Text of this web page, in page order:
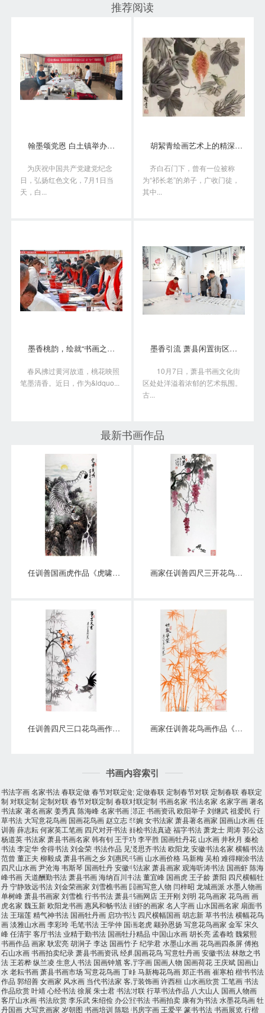
推荐阅读
翰墨颂党恩 白土镇举办书画笔会庆“七一”
为庆祝中国共产党建党纪念
日，弘扬红色文化，7月1日当
天，白...
胡絜青绘画艺术上的精深造诣从何而来?
齐白石门下，曾有一位被称
为“祁长老”的弟子，广收门徒，
其中...
墨香桃韵，绘就“书画之乡”新画卷
春风拂过黄河故道，桃花映照
笔墨清香。近日，作为&ldquo...
墨香引流 萧县闲置街区变身书画艺术聚落
10月7日，萧县书画文化街
区处处洋溢着浓郁的艺术氛围。
古...
最新书画作品
任训善国画虎作品《虎啸泉鸣》四尺整张真迹 画家任训善四尺三开花鸟画作品《硕果》
任训善四尺三口花鸟画作品《事事大吉》 画家任训善花鸟画作品《竹报平安》
书画内容索引
书法字画名家书法春联定做春节对联定做 定做春联 定制春节对联 定制春联春联定
制 对联定制 定制对联春节对联定制 春联对联定制 书画名家 书法名家 名家字画著名
书法家 著名画家 姜秀真陈海峰名家书画郑正 书画资讯欧阳举子刘继武祖爱民 行
草书法 大写意花鸟画 国画花鸟画 赵立志李婉 女书法家 萧县著名画家 国画山水画任
训善薛志耘何家英工笔画 四尺对开书法秦桧书法真迹福字书法萧龙士 周涛郭公达
杨道英书法家 萧县书画名家 韩有钊 王于功 李平胜 国画牡丹花 山水画井秋月 秦桧
书法李定华舍得书法刘金荣书法作品 见贤思齐书法欧阳龙安徽书法名家 横幅书法
范曾 董正夫 柳毅成萧县书画之乡刘惠民书画 山水画价格马新梅吴柏 难得糊涂书法
四尺山水画尹沧海韦斯琴 国画牡丹安徽书法家 萧县画家 观海听涛书法 国画虾陈海
峰书画 天道酬勤书法萧县书画海纳百川书法董宜峰 国画虎 王子龄萧阳 四尺横幅牡
丹宁静致远书法刘金荣画家 刘雪樵书画 国画写意人物 闫梓昭 龙城画派 水墨人物画
单树峰萧县书画家 刘雪樵行书书法萧县书画网店 王开刚刘明 花鸟画家 花鸟画画
虎名家 魏玉新欧阳龙书画惠风和畅书法画虾的画家 名人字画 山水国画名家 扇面书
法 王瑞莲精气神书法 国画牡丹画 启功书法 四尺横幅国画胡志新草书书法横幅花鸟
画淡雅山水画李彩玲毛笔书法 王学仲 国画老虎颛孙恩扬 写意花鸟画家 金军宋久
峰任清宇客厅书法业精于勤书法 国画牡丹精品 中国山水画胡长亮孟春晗魏紫熙
书画作品 画家 耿宏亮胡涧子李达 国画竹子纪学君水墨山水画花鸟画四条屏傅抱
石山水画书画拍卖纪录萧县书画资讯经典国画花鸟写意牡丹画安徽书法林散之书
法 王若桦纵兰凌 生意人书法 国画钟馗客厅字画 国画人物 国画荷花 王庆斌 国画山
水 老耘书画萧县书画市场 写意花鸟画丁峰马新梅花鸟画郑正书画崔寒柏 楷书书法
作品 郭绍善女画家 风水画 当代书法家 客厅装饰画许西桓 山水画欣赏 工笔画书法
作品欣赏叶靖心经书法徐展 朱士君书法对联行草书法作品 八大山人 国画人物画
客厅山水画书法欣赏李乐武朱绍俭 办公室书法书画拍卖 康有为书法水墨花鸟画牡
丹国画 大写意画家 岁朝图 书画培训 陈聪书房字画 王爱平篆书书法书画展览行楷